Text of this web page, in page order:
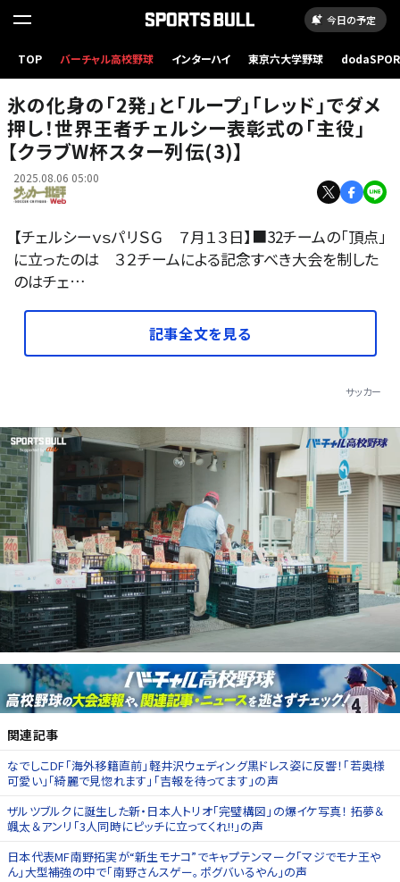
今日の予定
TOP バーチャル高校野球 インターハイ 東京六大学野球
／原悦生(Sony α１使用)
氷の化身の｢2発｣と｢ループ｣｢レッド｣でダメ
押し！世界王者チェルシー表彰式の｢主役｣
【クラブW杯スター列伝(3)】
2025.08.06 05:00
【チェルシーｖｓパリＳＧ ７月１３日】■32チームの「頂点」
に立ったのは ３２チームによる記念すべき大会を制した
のはチェ…
記事全文を見る
サッカー
関連記事
なでしこDF｢海外移籍直前｣軽井沢ウェディング黒ドレス姿に反響！｢若奥様
可愛い｣｢綺麗で見惚れます｣｢吉報を待ってます｣の声
ザルツブルクに誕生した新・日本人トリオ｢完璧構図｣の爆イケ写真！ 拓夢＆
颯太＆アンリ｢3人同時にピッチに立ってくれ!!｣の声
日本代表MF南野拓実が“新生モナコ”でキャプテンマーク｢マジでモナ王や
ん｣大型補強の中で｢南野さんスゲー。ポグバいるやん｣の声